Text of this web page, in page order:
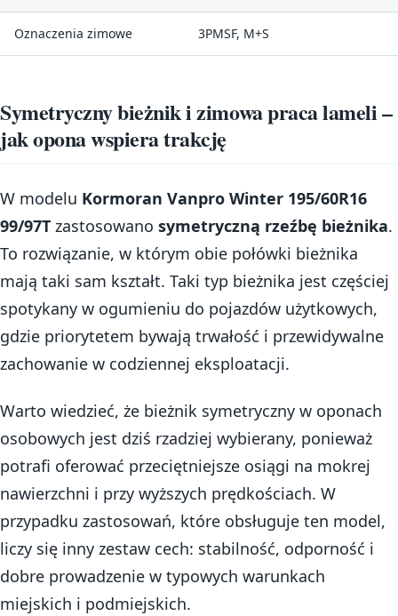
Oznaczenia zimowe 3PMSF, M+S
Symetryczny bieżnik i zimowa praca lameli –
jak opona wspiera trakcję
W modelu Kormoran Vanpro Winter 195/60R16
99/97T zastosowano symetryczną rzeźbę bieżnika.
To rozwiązanie, w którym obie połówki bieżnika
mają taki sam kształt. Taki typ bieżnika jest częściej
spotykany w ogumieniu do pojazdów użytkowych,
gdzie priorytetem bywają trwałość i przewidywalne
zachowanie w codziennej eksploatacji.
Warto wiedzieć, że bieżnik symetryczny w oponach
osobowych jest dziś rzadziej wybierany, ponieważ
potrafi oferować przeciętniejsze osiągi na mokrej
nawierzchni i przy wyższych prędkościach. W
przypadku zastosowań, które obsługuje ten model,
liczy się inny zestaw cech: stabilność, odporność i
dobre prowadzenie w typowych warunkach
miejskich i podmiejskich.